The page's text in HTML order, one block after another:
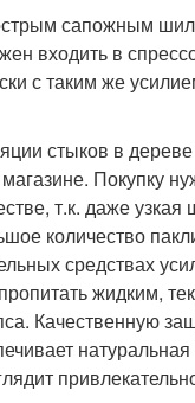
сапожным
входить в
с таким же
стыков в
Покупку
т.к. даже узкая
количество
средствах
жидким,
Качественную